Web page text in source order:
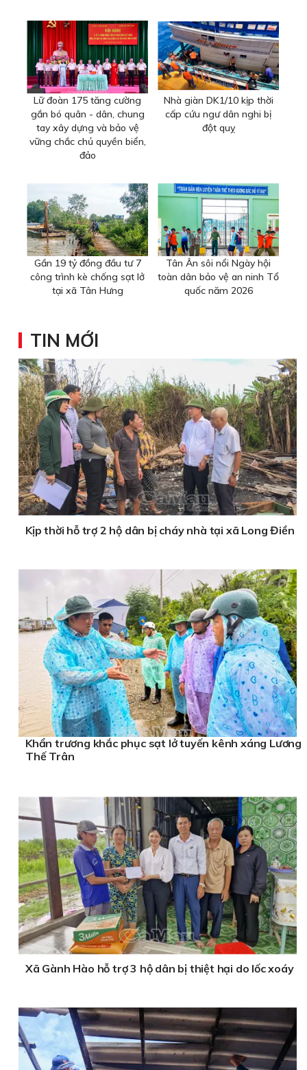
Lữ đoàn 175 tăng cường
gắn bó quân - dân, chung
tay xây dựng và bảo vệ
vững chắc chủ quyền biển,
đảo
Nhà giàn DK1/10 kịp thời
cấp cứu ngư dân nghi bị
đột quỵ
Gần 19 tỷ đồng đầu tư 7
công trình kè chống sạt lở
tại xã Tân Hưng
Tân Ân sôi nổi Ngày hội
toàn dân bảo vệ an ninh Tổ
quốc năm 2026
TIN MỚI
Kịp thời hỗ trợ 2 hộ dân bị cháy nhà tại xã Long Điền
Khẩn trương khắc phục sạt lở tuyến kênh xáng Lương
Thế Trân
Xã Gành Hào hỗ trợ 3 hộ dân bị thiệt hại do lốc xoáy